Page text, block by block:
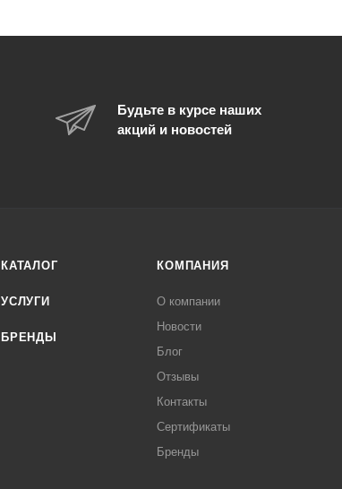
Будьте в курсе наших
акций и новостей
КАТАЛОГ
УСЛУГИ
БРЕНДЫ
КОМПАНИЯ
О компании
Новости
Блог
Отзывы
Контакты
Сертификаты
Бренды